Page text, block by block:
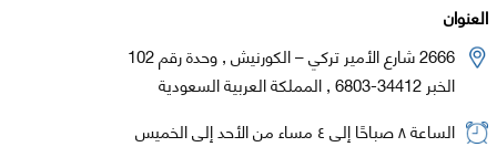
العنوان
2666 شارع الأمير تركي – الكورنيش , وحدة رقم 102
الخبر 34412-6803 , المملكة العربية السعودية
الساعة ٨ صباحًا إلى ٤ مساء من الأحد إلى الخميس